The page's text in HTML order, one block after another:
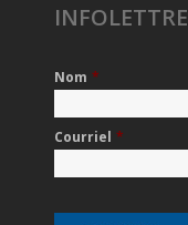
INFOLETTRE
Nom *
Courriel *